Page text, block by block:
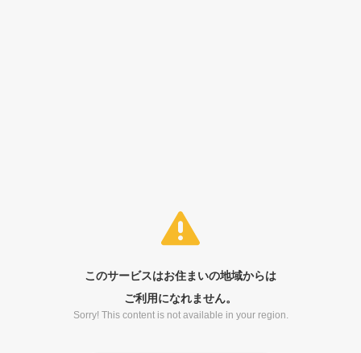
このサービスはお住まいの地域からは
ご利用になれません。
Sorry! This content is not available in your region.